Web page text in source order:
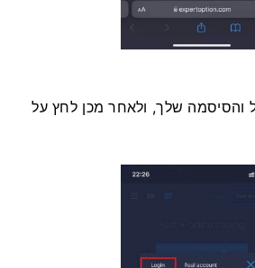
והסיסמה שלך, ולאחר מכן לחץ על